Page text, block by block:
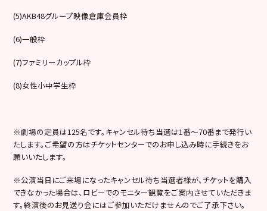
(5)AKB48グループ映像倉庫会員枠
(6)一般枠
(7)ファミリーカップル枠
(8)女性小中学生枠
※劇場の定員は125名です。キャンセル待ち当選は1番～70番まで発行い
たします。ご希望の方はチケットセンターでのお申し込み時に手続きをお
願いいたします。
※公演当日にご来場になったキャンセル待ち当選者様が、チケットを購入
できなかった場合は、ロビーでのモニター観覧をご案内させていただきま
す。終演後のお見送り会にはご参加いただけませんのでご了承下さい。